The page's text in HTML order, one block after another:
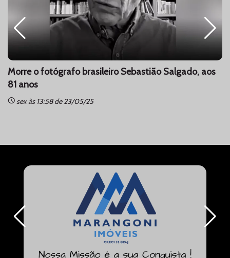
Morre o fotógrafo brasileiro Sebastião Salgado, aos
81 anos
schedulesex às 13:58 de 23/05/25